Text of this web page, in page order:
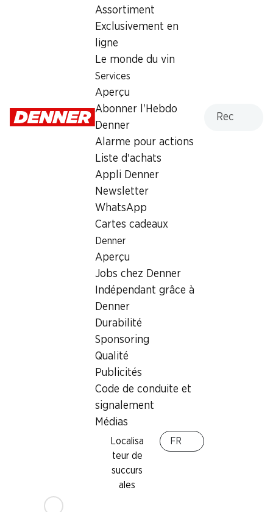
Assortiment
Exclusivement en
ligne
Le monde du vin
Services
Aperçu
Abonner l'Hebdo
Denner
Alarme pour actions
Liste d'achats
Appli Denner
Newsletter
WhatsApp
Cartes cadeaux
Denner
Aperçu
Jobs chez Denner
Indépendant grâce à
Denner
Durabilité
Sponsoring
Qualité
Publicités
Code de conduite et
signalement
Médias
Localisa
teur de
succurs
ales
FR
Jeudi
Retrait d'espèces avec la carte postale / M-Card
Restez au courant grâce à la newsletter Denner. Inscrivez-